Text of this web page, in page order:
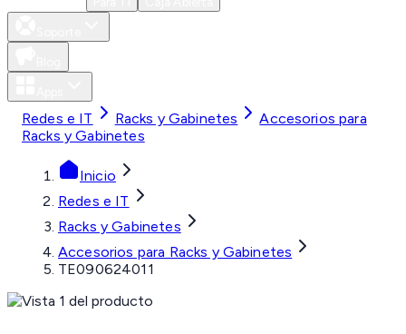
Redes e IT Racks y Gabinetes
Accesorios para
Racks y Gabinetes
Inicio
Redes e IT
Racks y Gabinetes
Accesorios para Racks y Gabinetes
TE090624011